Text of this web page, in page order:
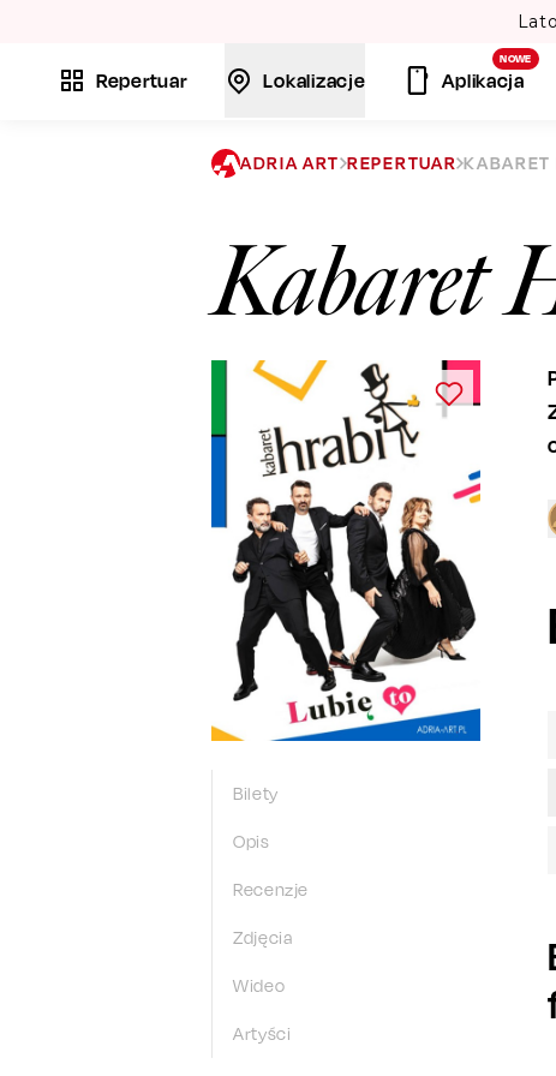
Repertuar Lokalizacje
NOWE
Aplikacja
ADRIA ART REPERTUAR KABARET
Kabaret
Bilety
Opis
Recenzje
Zdjęcia
Wideo
Artyści